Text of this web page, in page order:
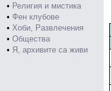
• Религия и мистика
• Фен клубове
• Хоби, Развлечения
• Общества
• Я, архивите са живи